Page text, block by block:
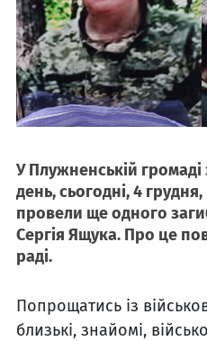
У Плужненській
день, сьогодні, 4
провели ще одного
Сергія Ящука. Про це
раді.
Попрощатись із
близькі, знайомі,